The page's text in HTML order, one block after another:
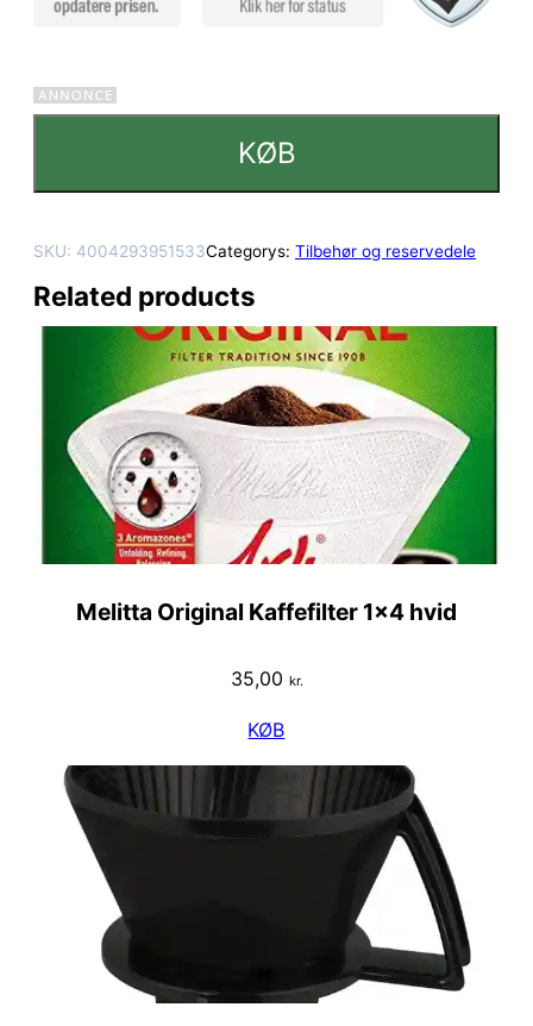
KØB
SKU: 4004293951533Categorys: Tilbehør og reservedele
Related products
Melitta Original Kaffefilter 1×4 hvid
35,00 kr.
KØB